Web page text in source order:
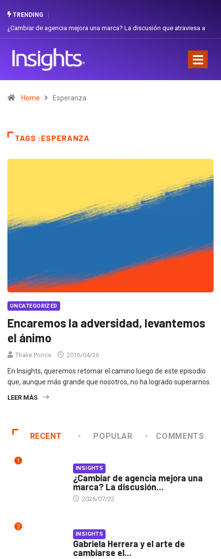
TRENDING
¿Cambiar de agencia mejora una marca? La discusión que atraviesa a
Home Esperanza
TAGS :ESPERANZA
UNCATEGORIZED
Encaremos la adversidad, levantemos
el ánimo
Thalie Ponce 2016/04/26
En Insights, queremos retomar el camino luego de este episodio
que, aunque más grande que nosotros, no ha logrado superarnos.
LEER MÁS
RECENT POPULAR COMMENTS
1
INSIGHTS
¿Cambiar de agencia mejora una
marca? La discusión...
2026/07/22
2
INSIGHTS
Gabriela Herrera y el arte de
cambiarse el...